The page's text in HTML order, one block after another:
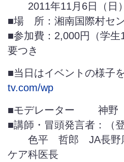
2011年11月6日（日
■場 所：湘南国際村セ
■参加費：2,000円（学
要つき
■当日はイベントの様
tv.com/wp
■モデレーター 神野
■講師・冒頭発言者：（
色平 哲郎 JA長野厚
ケア科医長